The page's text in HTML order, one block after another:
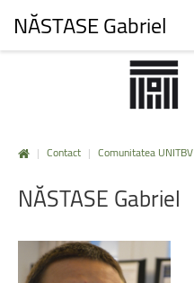
| Contact | Comunitatea UNITBV
NĂSTASE Gabriel
NĂSTASE Gabriel